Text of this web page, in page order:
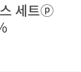
세트ⓟ